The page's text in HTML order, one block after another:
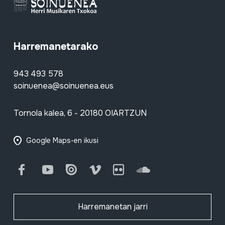
Harremanetarako
943 493 578
soinuenea@soinuenea.eus
Tornola kalea, 6 - 20180 OIARTZUN
Google Maps-en ikusi
FacebookYoutube Issuu Vimeo Flickr SoundCloud
Harremanetan jarri